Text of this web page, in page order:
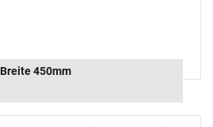
Breite 450mm